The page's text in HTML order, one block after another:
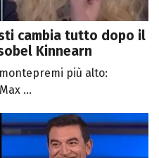
cambia tutto dopo il
Kinnearn
più alto:
...